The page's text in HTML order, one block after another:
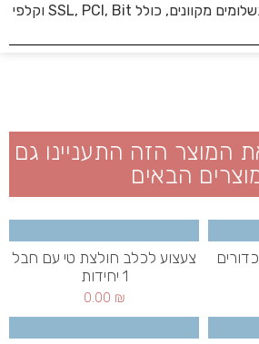
המוצר הזה התעניינו גם
הבאים
צעצוע לכלב חולצת טי עם חבל
1 יחידות
0.00 ₪